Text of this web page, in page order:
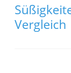
Vergleich